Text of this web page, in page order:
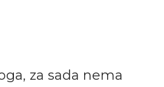
za sada nema